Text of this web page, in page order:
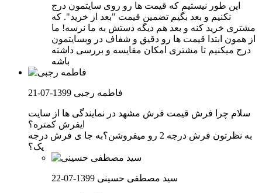
این طور نیستیم که قیمت ها رو روی سایتمون درج
نکنیم و بعد بگیم تضمین قیمت "بعد از خرید". که
مشتری خرید کنه و بعد هم دیگه دستش به ما نرسه! ما
از همون ابتدا قیمت ها رو دقیق و شفاف در وبسایتمون
درج میکنیم تا مشتری امکان مقایسه و بررسی داشته
باشه
فاطمه رجبی 1399-07-21
سلام چرا فرش قیمت فرش مشهد در نمایندگی ها از سایت
ایفرش کمتره؟
به نظرتون فرش درجه 2 رو میفروشن؟به جا ی فرش درجه
یک؟
سید مصطفی حسینی 1399-07-22